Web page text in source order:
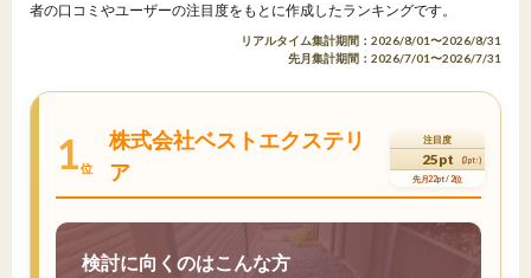
者の口コミやユーザーの注目度をもとに作成したランキングです。
リアルタイム集計期間：2026/8/01〜2026/8/31
先月集計期間：2026/7/01〜2026/7/31
1位
株式会社ベストエクステリ
ア
注目度
25pt (3pt↑)
先月22pt / 2位
検討に向くのはこんな方